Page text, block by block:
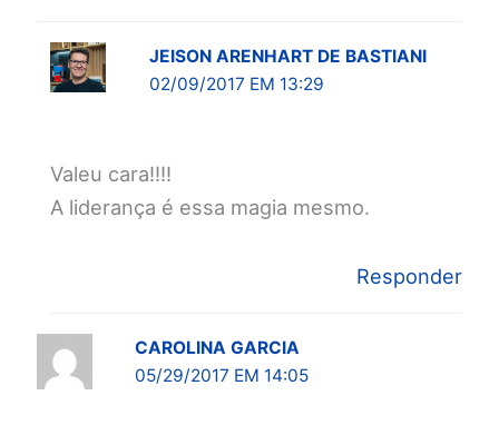
JEISON ARENHART DE BASTIANI
02/09/2017 EM 13:29
Valeu cara!!!!
A liderança é essa magia mesmo.
Responder
CAROLINA GARCIA
05/29/2017 EM 14:05